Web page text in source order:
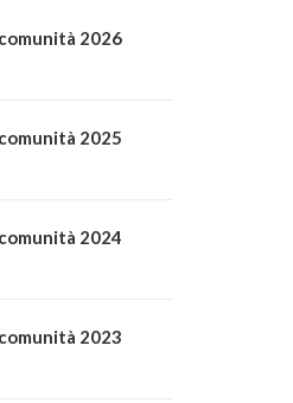
2026
2025
2024
2023